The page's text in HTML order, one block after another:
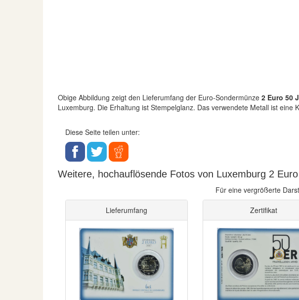
Obige Abbildung zeigt den Lieferumfang der Euro-Sondermünze 2 Euro 50
Luxemburg. Die Erhaltung ist Stempelglanz. Das verwendete Metall ist eine
Diese Seite teilen unter:
Weitere, hochauflösende Fotos von Luxemburg 2
Für eine vergrößerte
Lieferumfang Zertifikat